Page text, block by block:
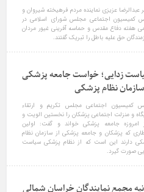
عبدالرضا عزیزی نماینده مردم فرهیخته شیروان و
کمیسیون اجتماعی مجلس شورای اسلامی در
هفته دفاع مقدس و حماسه آفرینی غیور مردان
حق علیه باطل را تبریک گفتند.
زدایی؛ خواست جامعه پزشکی
سازمان نظام پزشکی
کمیسیون اجتماعی مجلس تکریم و ارتقاء
و منزلت اجتماعی پزشکان را نخستین الویت و
امروزه جامعه پزشکی خواند و گفت: اولین
که پزشکان و جامعه پزشکی از سازمان نظام
دارند این است که از نظام پزشکی سیاست
صورت گیرد.
مجمع نمایندگان خراسان شمالی